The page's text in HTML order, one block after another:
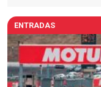
ENTRADAS